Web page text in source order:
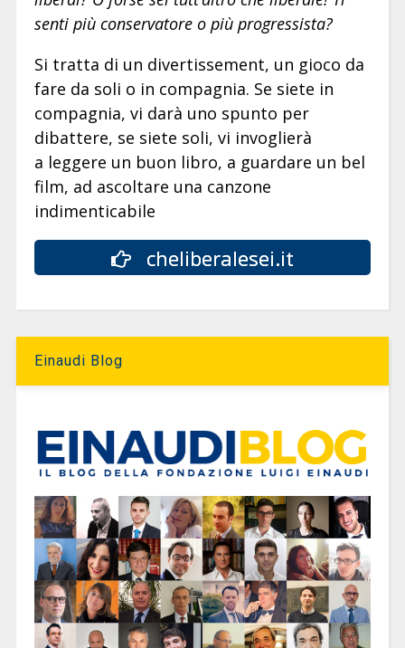
senti più conservatore o più progressista?
Si tratta di un divertissement, un gioco da
fare da soli o in compagnia. Se siete in
compagnia, vi darà uno spunto per
dibattere, se siete soli, vi invoglierà
a leggere un buon libro, a guardare un bel
film, ad ascoltare una canzone
indimenticabile
cheliberalesei.it
Einaudi Blog